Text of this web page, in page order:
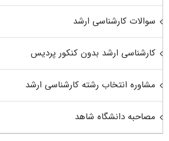
سوالات کارشناسی ارشد
کارشناسی ارشد بدون کنکور پردیس
مشاوره انتخاب رشته کارشناسی ارشد
مصاحبه دانشگاه شاهد